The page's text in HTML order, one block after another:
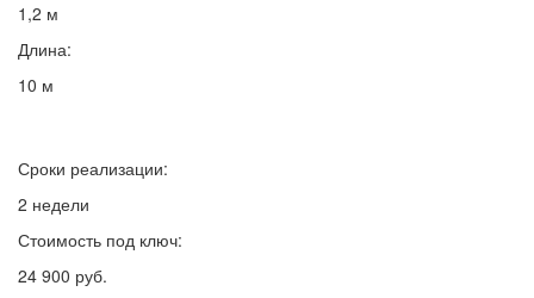
1,2 м
Длина:
10 м
Сроки реализации:
2 недели
Стоимость под ключ:
24 900 руб.